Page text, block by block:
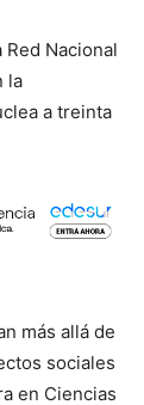
Nacional
la
a treinta
más allá de
sociales
en Ciencias